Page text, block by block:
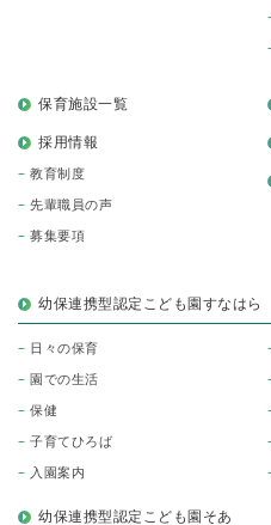
保育施設一覧
採用情報
教育制度
先輩職員の声
募集要項
幼保連携型認定こども園すなはら
日々の保育
園での生活
保健
子育てひろば
入園案内
幼保連携型認定こども園そあ